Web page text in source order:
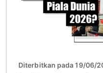
Diterbitkan pada 19/06/